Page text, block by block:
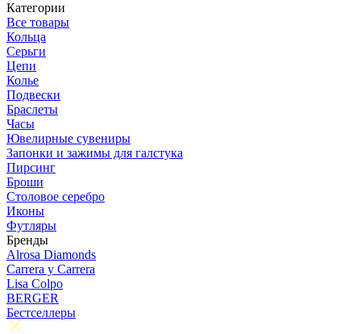
Категории
Все товары
Кольца
Серьги
Цепи
Колье
Подвески
Браслеты
Часы
Ювелирные сувениры
Запонки и зажимы для галстука
Пирсинг
Броши
Столовое серебро
Иконы
Футляры
Бренды
Alrosa Diamonds
Carrera y Carrera
Lisa Colpo
BERGER
Бестселлеры